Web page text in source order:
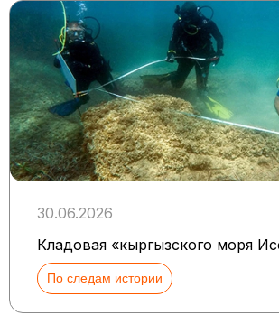
30.06.2026
Кладовая «кыргызского моря
По следам истории